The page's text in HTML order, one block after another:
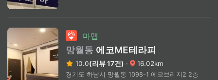
마맵
망월동 에코ME테라피
10.0(리뷰 17건) · 16.02km
경기도 하남시 망월동 1098-1 에코브리지2 2층